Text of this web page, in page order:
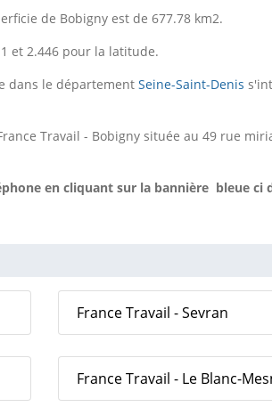
de Bobigny est de 677.78 km2.
et 2.446 pour la latitude.
dans le département Seine-Saint-Denis
Travail - Bobigny située au 49 rue
en cliquant sur la bannière bleue ci
France Travail - Sevran
France Travail - Le Blanc-